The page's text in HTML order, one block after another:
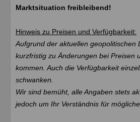
Marktsituation freibleibend!
Hinweis zu Preisen und Verfügbarkeit:
Aufgrund der aktuellen geopolitischen
kurzfristig zu Änderungen bei Preisen
kommen. Auch die Verfügbarkeit
schwanken.
Wir sind bemüht, alle Angaben stets
jedoch um Ihr Verständnis für